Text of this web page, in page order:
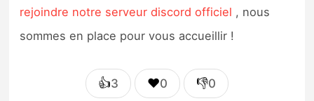
rejoindre notre serveur discord officiel , nous
sommes en place pour vous accueillir !
👍3 ❤️0 👎0